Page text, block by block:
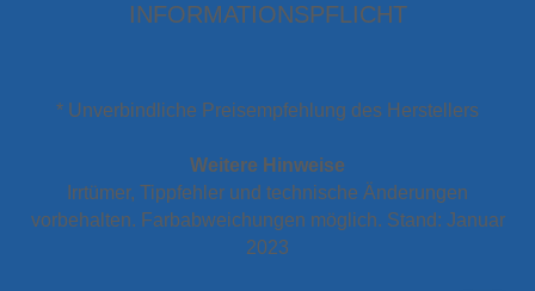
INFORMATIONSPFLICHT
* Unverbindliche Preisempfehlung des Herstellers
Weitere Hinweise
Irrtümer, Tippfehler und technische Änderungen
vorbehalten. Farbabweichungen möglich. Stand: Januar
2023